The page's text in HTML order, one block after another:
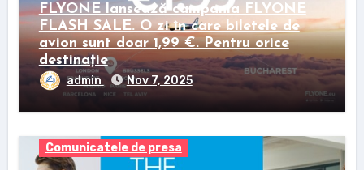
FLYONE lansează campania FLYONE
FLASH SALE. O zi în care biletele de
avion sunt doar 1,99 €. Pentru orice
destinație
admin Nov 7, 2025
Comunicatele de presa